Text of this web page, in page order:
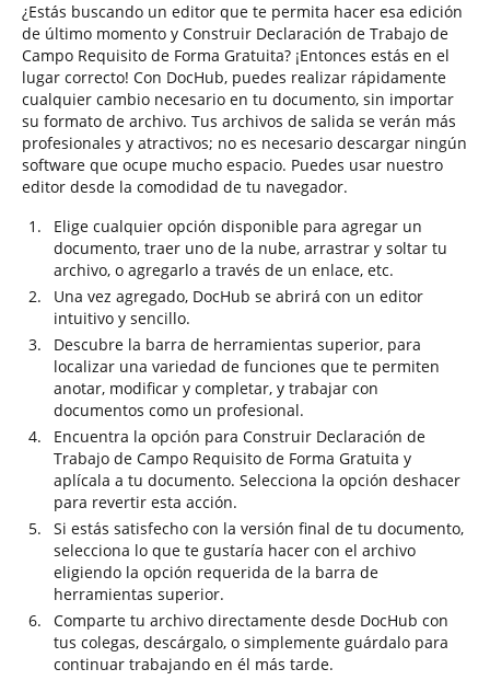
¿Estás buscando un editor que te permita hacer esa edición
de último momento y Construir Declaración de Trabajo de
Campo Requisito de Forma Gratuita? ¡Entonces estás en el
lugar correcto! Con DocHub, puedes realizar rápidamente
cualquier cambio necesario en tu documento, sin importar
su formato de archivo. Tus archivos de salida se verán más
profesionales y atractivos; no es necesario descargar ningún
software que ocupe mucho espacio. Puedes usar nuestro
editor desde la comodidad de tu navegador.
Elige cualquier opción disponible para agregar un
documento, traer uno de la nube, arrastrar y soltar tu
archivo, o agregarlo a través de un enlace, etc.
Una vez agregado, DocHub se abrirá con un editor
intuitivo y sencillo.
Descubre la barra de herramientas superior, para
localizar una variedad de funciones que te permiten
anotar, modificar y completar, y trabajar con
documentos como un profesional.
Encuentra la opción para Construir Declaración de
Trabajo de Campo Requisito de Forma Gratuita y
aplícala a tu documento. Selecciona la opción deshacer
para revertir esta acción.
Si estás satisfecho con la versión final de tu documento,
selecciona lo que te gustaría hacer con el archivo
eligiendo la opción requerida de la barra de
herramientas superior.
Comparte tu archivo directamente desde DocHub con
tus colegas, descárgalo, o simplemente guárdalo para
continuar trabajando en él más tarde.